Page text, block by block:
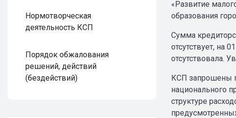
Нормотворческая
деятельность КСП
Порядок обжалования
решений, действий
(бездействий)
«Развитие
образования
Сумма
отсутствует, на
отсутствовала.
КСП запрошены
национального
структуре